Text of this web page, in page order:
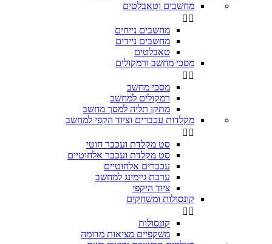
מחשבים וטאבלטים
 
מחשבים נייחים
מחשבים ניידים
טאבלטים
מסכי מחשב ורמקולים
 
מסכי מחשב
רמקולים למחשב
מתקן תליה למסך מחשב
מקלדות עכברים וציוד הקפי למחשב
 
סט מקלדת ועכבר חוטי
סט מקלדת ועכבר אלחוטיים
עכברים אלחוטיים
ערכת גיימינג למחשב
ציוד היקפי
קונסולות ומשחקים
 
קונסולות
משקפיים מציאות מדומה